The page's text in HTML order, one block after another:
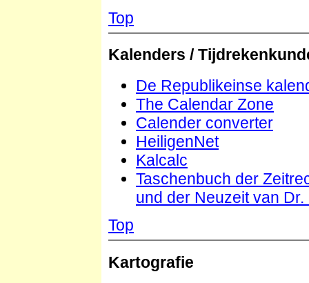
Top
Kalenders /
De Republikeinse
The Calendar Zone
Calender converter
HeiligenNet
Kalcalc
Taschenbuch der
und der Neuzeit van
Top
Kartografie